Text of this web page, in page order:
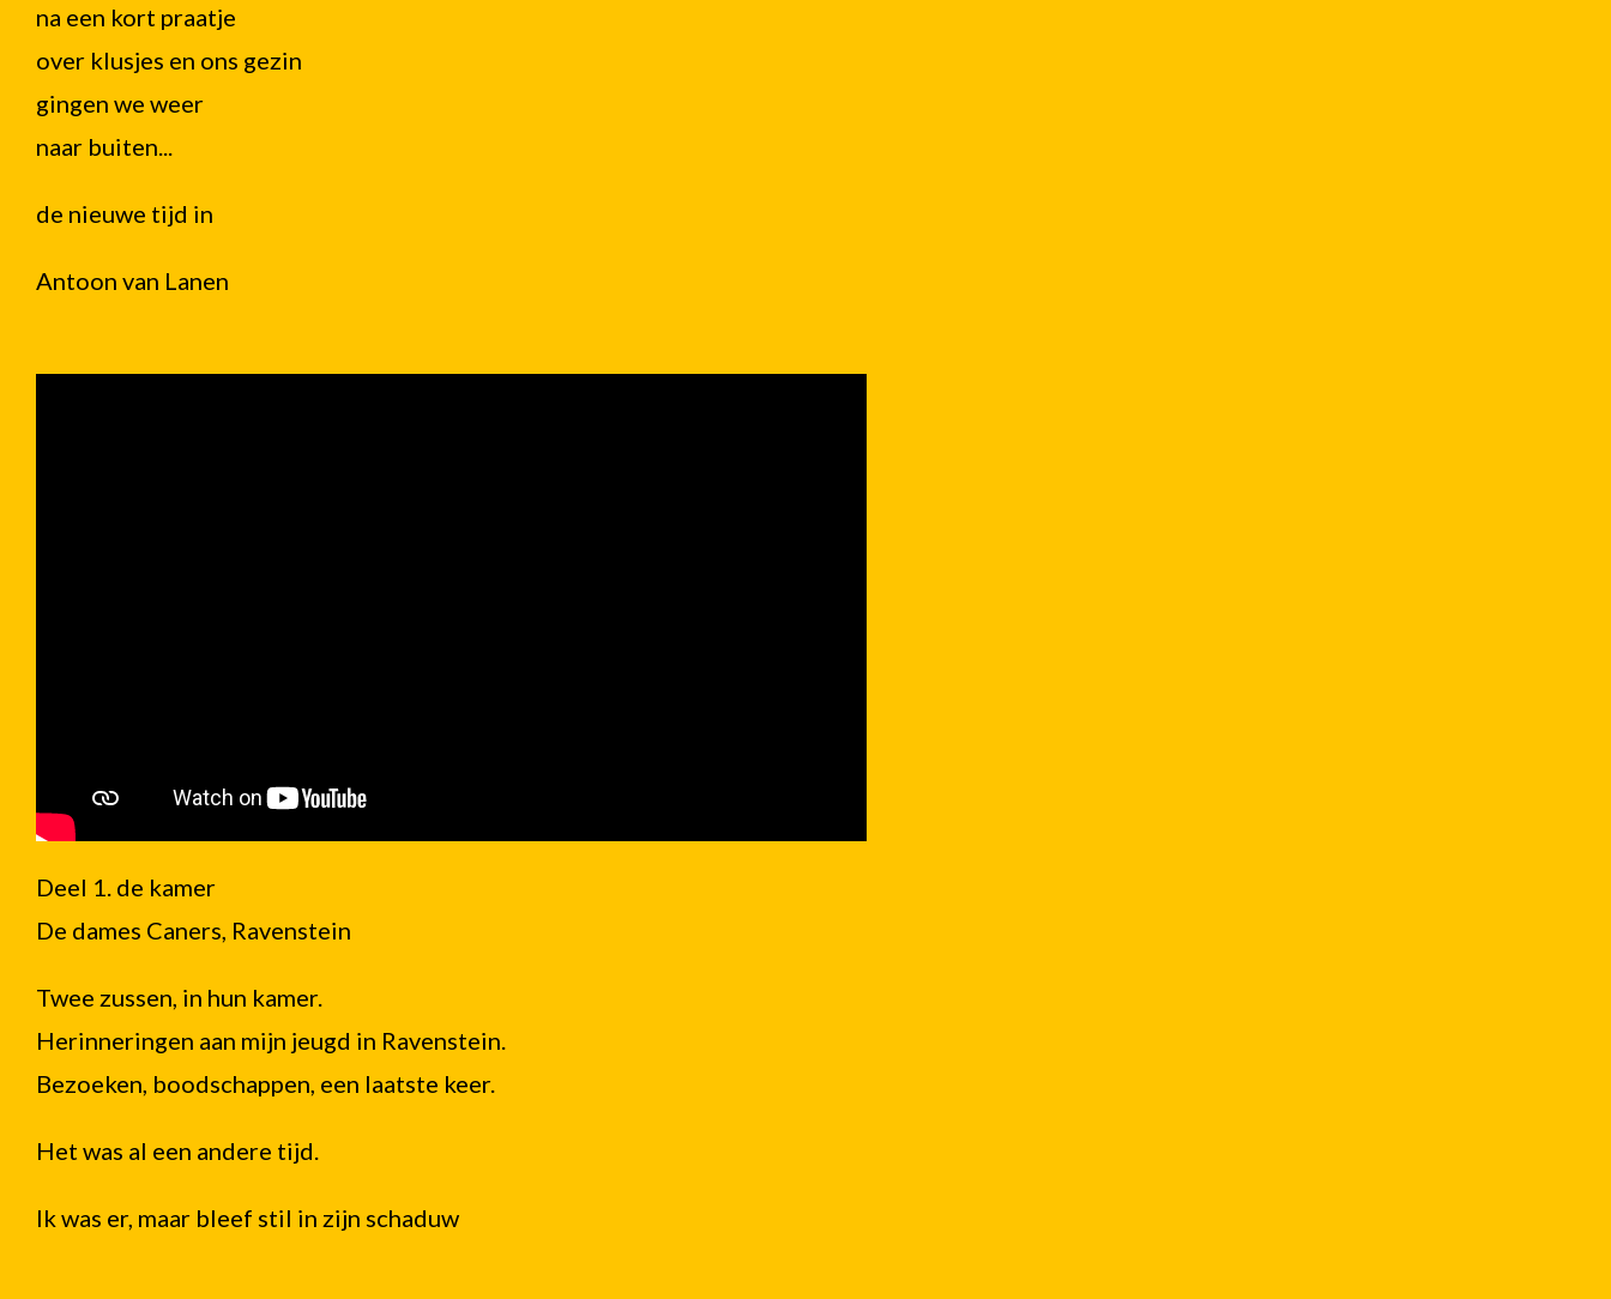
na een kort praatje
over klusjes en ons gezin
gingen we weer
naar buiten...
de nieuwe tijd in
Antoon van Lanen
Deel 1. de kamer
De dames Caners, Ravenstein
Twee zussen, in hun kamer.
Herinneringen aan mijn jeugd in Ravenstein.
Bezoeken, boodschappen, een laatste keer.
Het was al een andere tijd.
Ik was er, maar bleef stil in zijn schaduw